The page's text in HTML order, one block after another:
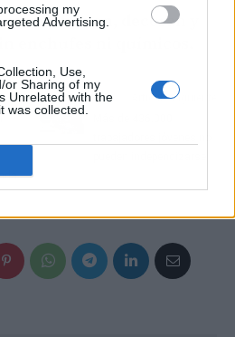
my
Advertising.
Use,
or Sharing of my
Unrelated with the
was collected.
perfuman, decoran y
enchufes ni químicos.
Artículo siguiente